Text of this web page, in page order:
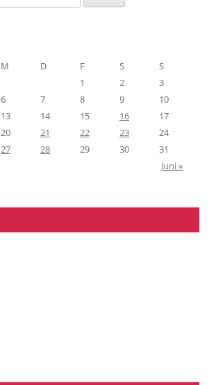
M D F S
S
1
2
3
6 7 8 9
10
13 14 15 16
17
20 21 22 23
24
27 28 29 30
31
Juni »